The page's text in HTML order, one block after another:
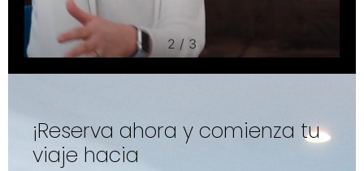
2/ 3
¡Reserva ahora y comienza tu
viaje hacia